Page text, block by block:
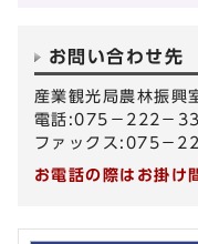
お問い合わせ先
産業観光局農林振興
電話:075－222－
ファックス:075－
お電話の際はお掛け